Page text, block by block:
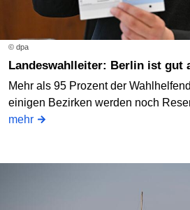
© dpa
Landeswahlleiter: Berlin ist gut
Mehr als 95 Prozent der
einigen Bezirken werden noch
mehr